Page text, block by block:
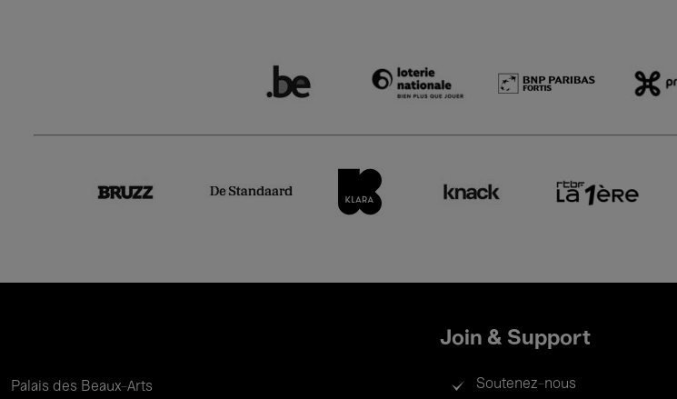
Palais des Beaux-Arts
Join & Support
Soutenez-nous